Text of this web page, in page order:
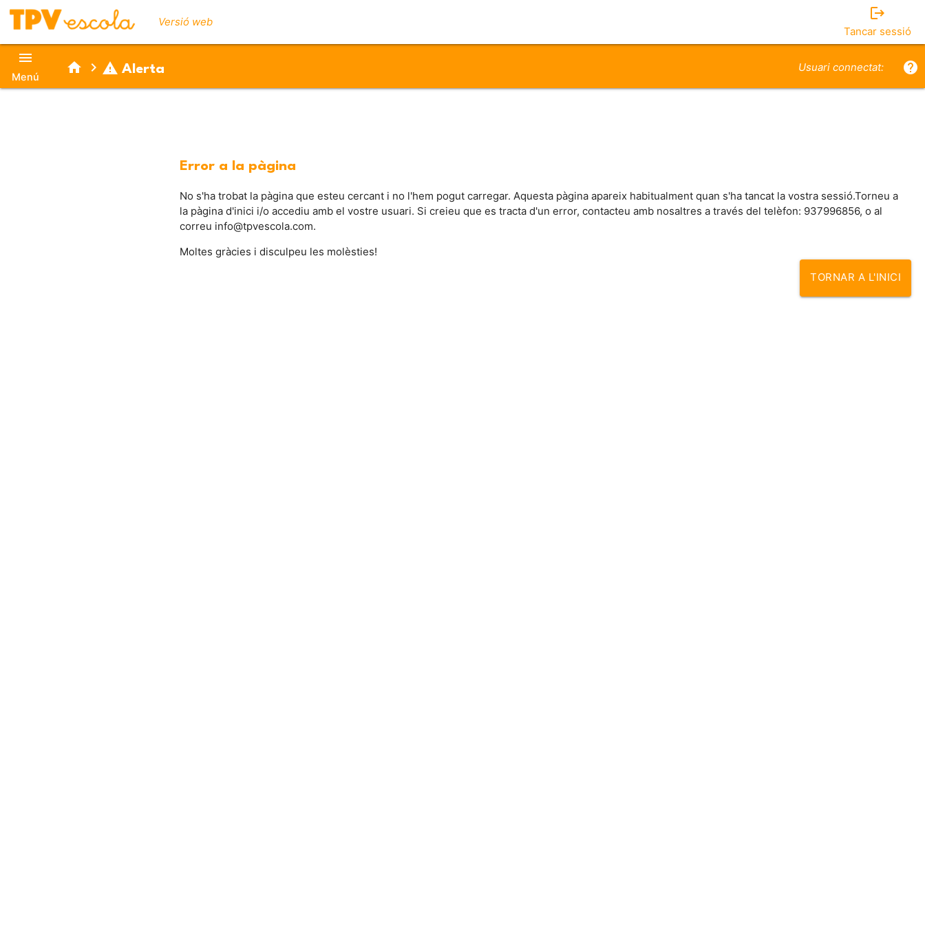
Versió web
logout
Tancar sessió
menu
Menú
home chevron_right warning Alerta help
Usuari connectat:
Error a la pàgina
No s'ha trobat la pàgina que esteu cercant i no l'hem pogut carregar. Aquesta pàgina apareix habitualment quan s'ha tancat la vostra sessió.Torneu a
la pàgina d'inici i/o accediu amb el vostre usuari. Si creieu que es tracta d'un error, contacteu amb nosaltres a través del telèfon: 937996856, o al
correu info@tpvescola.com.
Moltes gràcies i disculpeu les molèsties!
TORNAR A L'INICI